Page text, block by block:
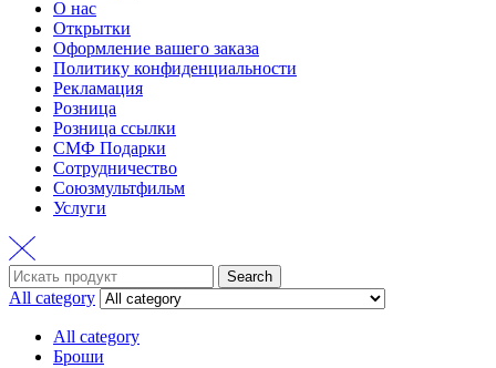
О нас
Открытки
Оформление вашего заказа
Политику конфиденциальности
Рекламация
Розница
Розница ссылки
СМФ Подарки
Сотрудничество
Союзмультфильм
Услуги
Search
for:
Search
All category
All category
Броши